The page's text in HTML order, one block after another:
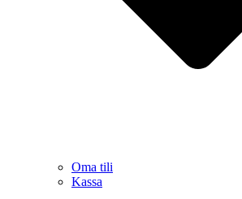
Oma tili
Kassa